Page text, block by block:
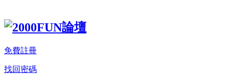
免費註冊
找回密碼